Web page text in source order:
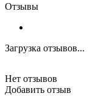
Отзывы
Загрузка отзывов...
Нет отзывов
Добавить отзыв